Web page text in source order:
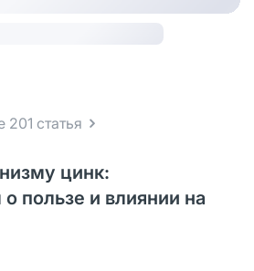
201 статья
цинк:
пользе и влиянии на